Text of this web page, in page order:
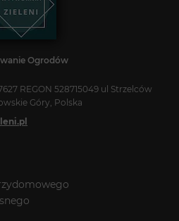
Ogrodów
REGON 528715049 ul Strzelców
Góry, Polska